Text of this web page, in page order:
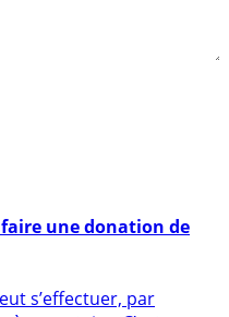
une donation de